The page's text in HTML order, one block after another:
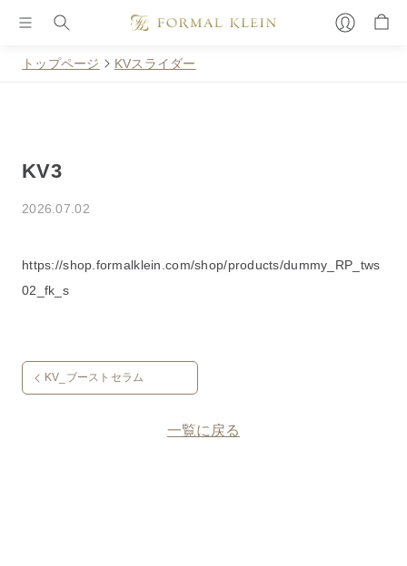
トップページ KVスライダー
KV3
2026.07.02
https://shop.formalklein.com/shop/products/dummy_RP_tws
02_fk_s
KV_ブーストセラム
一覧に戻る